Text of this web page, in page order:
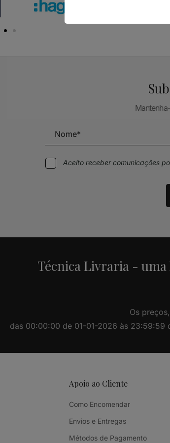
Aceito receber comunicações
Técnica Livraria -
Os
das 00:00:00 de 01-01-2026 às 23:59:59
Apoio ao Cliente
Como Encomendar
Envios e Entregas
Métodos de Pagamento